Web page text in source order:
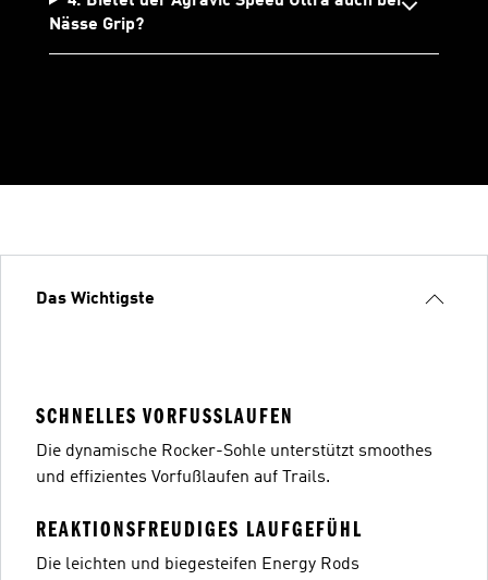
Nässe Grip?
Das Wichtigste
SCHNELLES VORFUSSLAUFEN
Die dynamische Rocker-Sohle unterstützt smoothes
und effizientes Vorfußlaufen auf Trails.
REAKTIONSFREUDIGES LAUFGEFÜHL
Die leichten und biegesteifen Energy Rods